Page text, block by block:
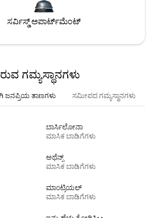
ಸರ್ವಿಸ್ಡ್ ಅಪಾರ್ಟ್‌ಮೆಂಟ್
ಗಮ್ಯಸ್ಥಾನಗಳು
ಜನಪ್ರಿಯ ತಾಣಗಳು ಸಮೀಪದ ಗಮ್ಯಸ್ಥಾನಗಳು
ಬಾರ್ಸಿಲೋನಾ
ಮಾಸಿಕ ಬಾಡಿಗೆಗಳು
ಅಥೆನ್ಸ್
ಮಾಸಿಕ ಬಾಡಿಗೆಗಳು
ಮಾಂಟ್ರಿಯಲ್
ಮಾಸಿಕ ಬಾಡಿಗೆಗಳು